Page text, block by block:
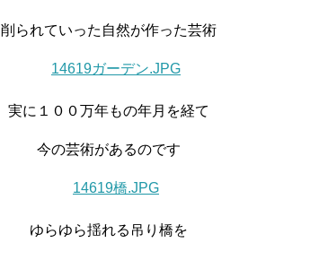
削られていった自然が作った芸術
実に１００万年もの年月を経て
今の芸術があるのです
ゆらゆら揺れる吊り橋を